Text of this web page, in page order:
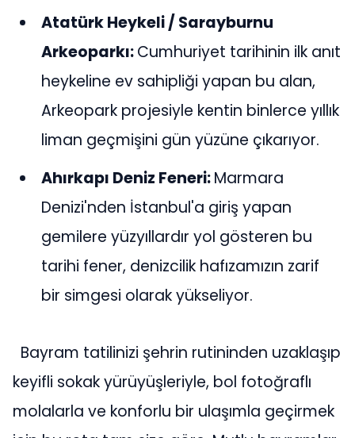
Atatürk Heykeli / Sarayburnu
Arkeoparkı:Cumhuriyet tarihinin ilk anıt
heykeline ev sahipliği yapan bu alan,
Arkeopark projesiyle kentin binlerce yıllık
liman geçmişini gün yüzüne çıkarıyor.
Ahırkapı Deniz Feneri:Marmara
Denizi'nden İstanbul'a giriş yapan
gemilere yüzyıllardır yol gösteren bu
tarihi fener, denizcilik hafızamızın zarif
bir simgesi olarak yükseliyor.
Bayram tatilinizi şehrin rutininden uzaklaşıp
keyifli sokak yürüyüşleriyle, bol fotoğraflı
molalarla ve konforlu bir ulaşımla geçirmek